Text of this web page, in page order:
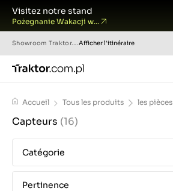
Visitez notre stand
Pożegnanie Wakacji w...
Showroom Traktor.com.pl Afficher l'itinéraire
Accueil Tous les produits les pièces
Capteurs (16)
Catégorie
Pertinence